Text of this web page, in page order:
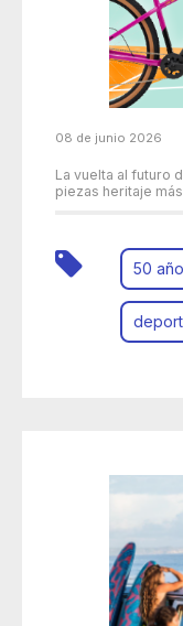
08 de junio 2026
La vuelta al futuro
piezas heritaje
50